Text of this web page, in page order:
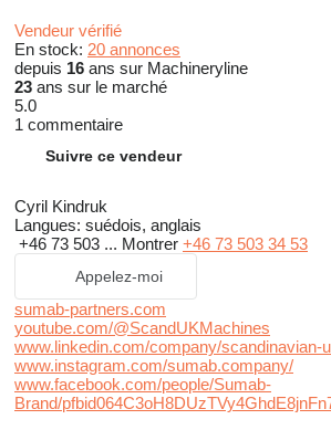
Vendeur vérifié
En stock: 20 annonces
depuis 16 ans sur Machineryline
23 ans sur le marché
5.0
1 commentaire
Suivre ce vendeur
Cyril Kindruk
Langues: suédois, anglais
+46 73 503 ... Montrer +46 73 503 34 53
Appelez-moi
sumab-partners.com
youtube.com/@ScandUKMachines
www.linkedin.com/company/scandinavian-
www.instagram.com/sumab.company/
www.facebook.com/people/Sumab-
Brand/